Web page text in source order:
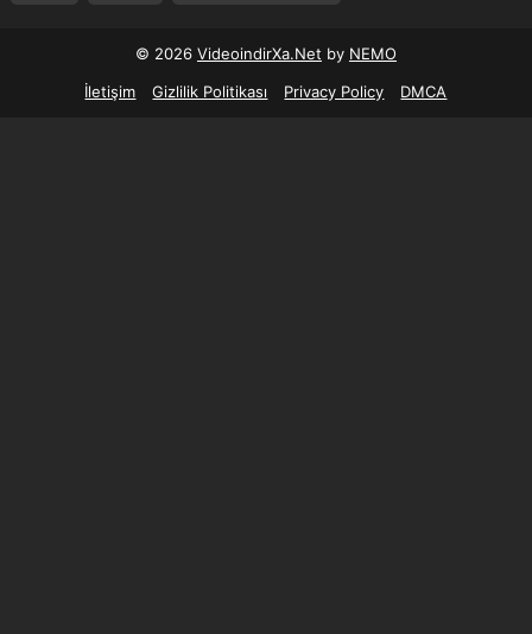
© 2026 VideoindirXa.Net by NEMO
İletişim
Gizlilik Politikası Privacy Policy DMCA